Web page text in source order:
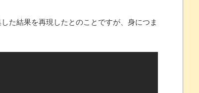
た結果を再現したとのことですが、身につま